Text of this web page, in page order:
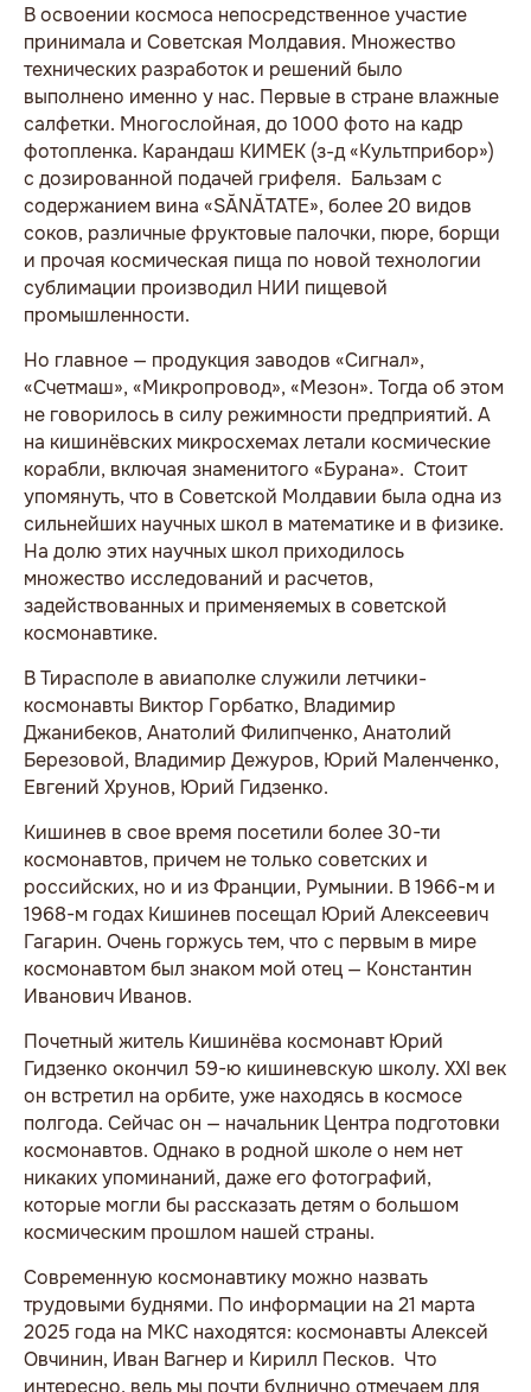
В освоении космоса непосредственное участие
принимала и Советская Молдавия. Множество
технических разработок и решений было
выполнено именно у нас. Первые в стране влажные
салфетки. Многослойная, до 1000 фото на кадр
фотопленка. Карандаш КИМЕК (з-д «Культприбор»)
с дозированной подачей грифеля. Бальзам с
содержанием вина «SĂNĂTATE», более 20 видов
соков, различные фруктовые палочки, пюре, борщи
и прочая космическая пища по новой технологии
сублимации производил НИИ пищевой
промышленности.
Но главное — продукция заводов «Сигнал»,
«Счетмаш», «Микропровод», «Мезон». Тогда об этом
не говорилось в силу режимности предприятий. А
на кишинёвских микросхемах летали космические
корабли, включая знаменитого «Бурана». Стоит
упомянуть, что в Советской Молдавии была одна из
сильнейших научных школ в математике и в физике.
На долю этих научных школ приходилось
множество исследований и расчетов,
задействованных и применяемых в советской
космонавтике.
В Тирасполе в авиаполке служили летчики-
космонавты Виктор Горбатко, Владимир
Джанибеков, Анатолий Филипченко, Анатолий
Березовой, Владимир Дежуров, Юрий Маленченко,
Евгений Хрунов, Юрий Гидзенко.
Кишинев в свое время посетили более 30-ти
космонавтов, причем не только советских и
российских, но и из Франции, Румынии. В 1966-м и
1968-м годах Кишинев посещал Юрий Алексеевич
Гагарин. Очень горжусь тем, что с первым в мире
космонавтом был знаком мой отец — Константин
Иванович Иванов.
Почетный житель Кишинёва космонавт Юрий
Гидзенко окончил 59-ю кишиневскую школу. XXI век
он встретил на орбите, уже находясь в космосе
полгода. Сейчас он — начальник Центра подготовки
космонавтов. Однако в родной школе о нем нет
никаких упоминаний, даже его фотографий,
которые могли бы рассказать детям о большом
космическим прошлом нашей страны.
Современную космонавтику можно назвать
трудовыми буднями. По информации на 21 марта
2025 года на МКС находятся: космонавты Алексей
Овчинин, Иван Вагнер и Кирилл Песков. Что
интересно, ведь мы почти буднично отмечаем для